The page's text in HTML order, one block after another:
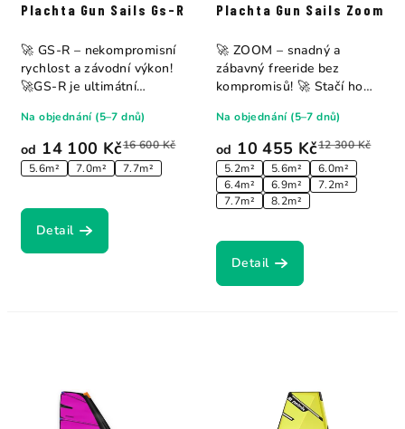
Plachta Gun Sails Gs-R
od 14 100 Kč16 600 Kč
5.6m² 7.0m² 7.7m²
Na objednání (5–7 dnů)
Detail
🚀 GS-R – nekompromisní
rychlost a závodní výkon!
🚀GS-R je ultimátní
Plachta Gun Sails Zoom
od 10 455 Kč12 300 Kč
5.2m² 5.6m²
6.0m²
6.4m²
6.9m²
7.2m²
7.7m²
8.2m²
Na objednání (5–7 dnů)
Detail
🚀 ZOOM – snadný a
zábavný freeride bez
kompromisů! 🚀 Stačí ho